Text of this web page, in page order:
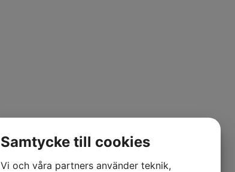
Samtycke till cookies
Vi och våra partners använder teknik,